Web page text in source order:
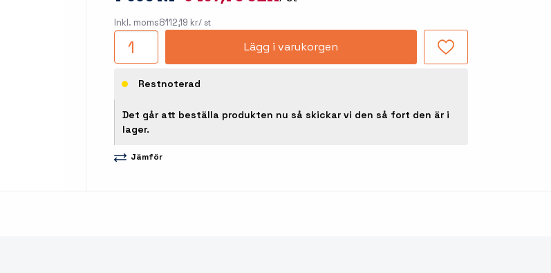
och pekskärmar
Inkl. moms8112,19 kr/ st
Lägg i varukorgen
Restnoterad
Det går att beställa produkten nu så skickar vi den så fort den är i
lager.
Jämför